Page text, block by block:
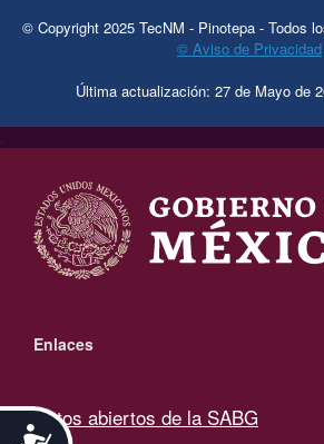
Accesibilidad
© Copyright 2025 TecNM - Pinotepa - Todos
© Aviso de Privacidad
Última actualización: 27 de Mayo de
Enlaces
Datos abiertos de la SABG